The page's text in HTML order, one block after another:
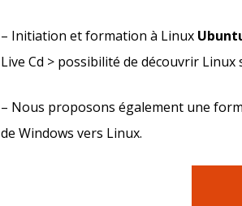
– Initiation et formation à Linux
Live Cd > possibilité de découvrir
– Nous proposons également une
de Windows vers Linux.